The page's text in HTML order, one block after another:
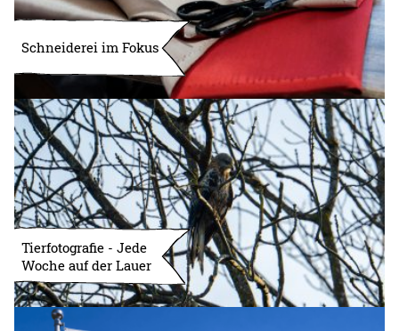
Schneiderei im Fokus
Tierfotografie - Jede
Woche auf der Lauer